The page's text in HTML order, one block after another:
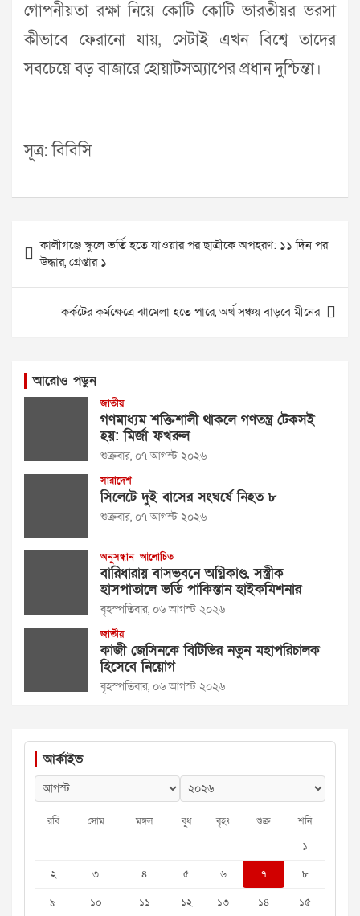
গোপনীয়তা রক্ষা নিয়ে কোটি কোটি ভারতীয়র ভরসা
কীভাবে ফেরানো যায়, সেটাই এখন বিশ্বে তাদের
সবচেয়ে বড় বাজারে হোয়াটসঅ্যাপের প্রধান দুশ্চিন্তা।
সূত্র: বিবিসি
navigation
কালীগঞ্জে স্কুলে ভর্তি হতে যাওয়ার পর ছাত্রীকে অপহরণ: ১১ দিন পর
উদ্ধার, গ্রেপ্তার ১
কর্কটের কর্মক্ষেত্রে ঝামেলা হতে পারে, অর্থ সঞ্চয় বাড়বে মীনের
আরোও পড়ুন
জাতীয়
গণমাধ্যম শক্তিশালী থাকলে গণতন্ত্র টেকসই
হয়: মির্জা ফখরুল
শুক্রবার, ০৭ আগস্ট ২০২৬
সারাদেশ
সিলেটে দুই বাসের সংঘর্ষে নিহত ৮
শুক্রবার, ০৭ আগস্ট ২০২৬
অনুসন্ধান আলোচিত
বারিধারায় বাসভবনে অগ্নিকাণ্ড, সস্ত্রীক
হাসপাতালে ভর্তি পাকিস্তান হাইকমিশনার
বৃহস্পতিবার, ০৬ আগস্ট ২০২৬
জাতীয়
কাজী জেসিনকে বিটিভির নতুন মহাপরিচালক
হিসেবে নিয়োগ
বৃহস্পতিবার, ০৬ আগস্ট ২০২৬
আর্কাইভ
রবি সোম মঙ্গল বুধ বৃহঃ শুক্র শনি
১
২
৩ ৪ ৫ ৬ ৭
৮
৯
১০ ১১ ১২ ১৩ ১৪ ১৫